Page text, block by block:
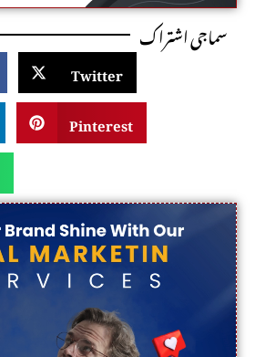
سماجی اشتراک
Twitter
Pinterest